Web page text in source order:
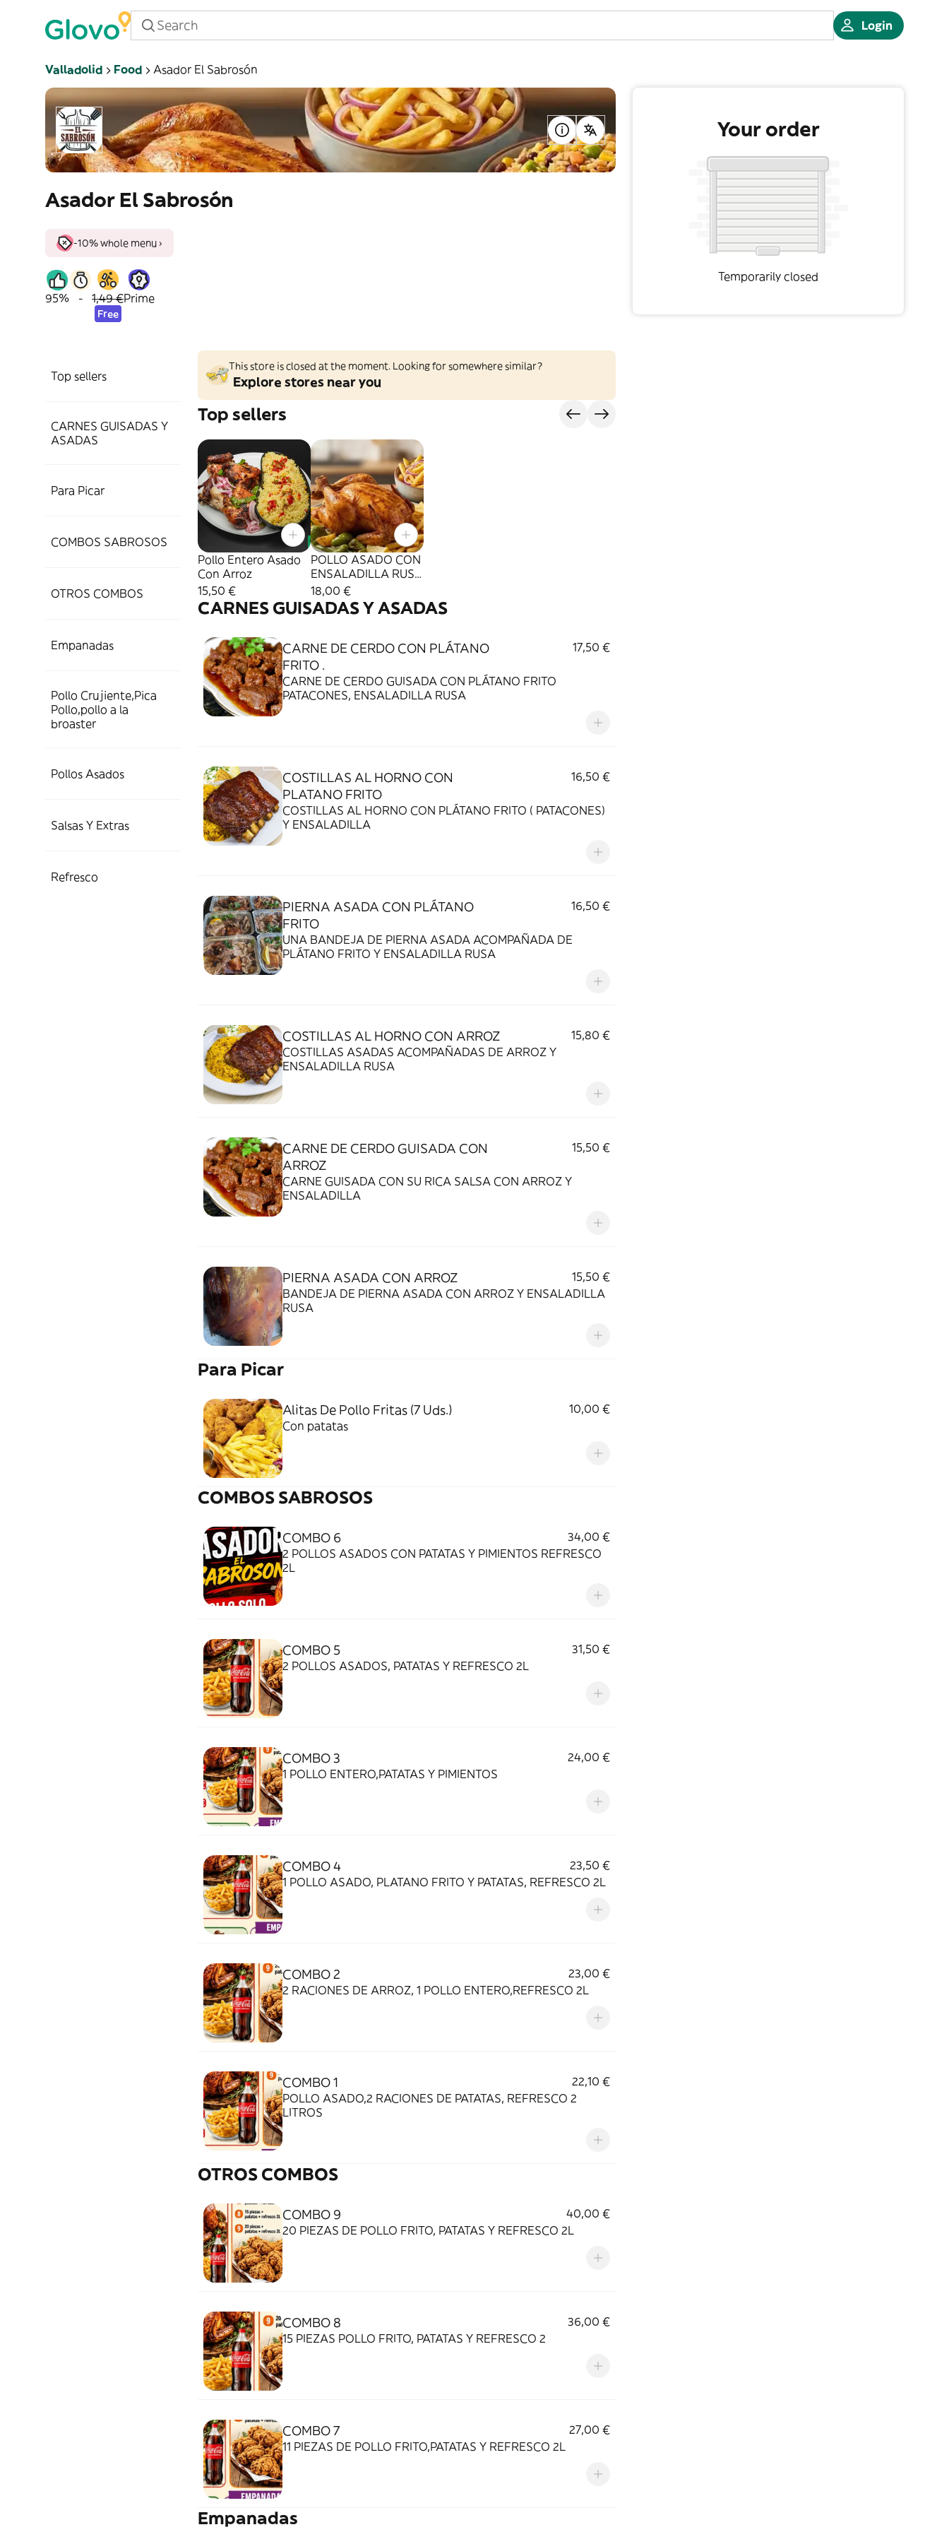
Login
Valladolid Food Asador El Sabrosón
Asador El Sabrosón
-10% whole menu ›
95% - 1,49 €
Free
Prime
Top sellers
CARNES GUISADAS Y
ASADAS
Para Picar
COMBOS SABROSOS
OTROS COMBOS
Empanadas
Pollo Crujiente,Pica
Pollo,pollo a la
broaster
Pollos Asados
Salsas Y Extras
Refresco
This store is closed at the moment. Looking for somewhere similar?
Explore stores near you
Top sellers
Pollo Entero Asado
Con Arroz
15,50 €
POLLO ASADO CON
ENSALADILLA RUSA
y arroz
18,00 €
CARNES GUISADAS Y ASADAS
CARNE DE CERDO CON PLÁTANO
FRITO .
17,50 €
CARNE DE CERDO GUISADA CON PLÁTANO FRITO
PATACONES, ENSALADILLA RUSA
COSTILLAS AL HORNO CON
PLATANO FRITO
16,50 €
COSTILLAS AL HORNO CON PLÁTANO FRITO ( PATACONES)
Y ENSALADILLA
PIERNA ASADA CON PLÁTANO
FRITO
16,50 €
UNA BANDEJA DE PIERNA ASADA ACOMPAÑADA DE
PLÁTANO FRITO Y ENSALADILLA RUSA
COSTILLAS AL HORNO CON ARROZ
15,80 €
COSTILLAS ASADAS ACOMPAÑADAS DE ARROZ Y
ENSALADILLA RUSA
CARNE DE CERDO GUISADA CON
ARROZ
15,50 €
CARNE GUISADA CON SU RICA SALSA CON ARROZ Y
ENSALADILLA
PIERNA ASADA CON ARROZ
15,50 €
BANDEJA DE PIERNA ASADA CON ARROZ Y ENSALADILLA
RUSA
Para Picar
Alitas De Pollo Fritas (7 Uds.)
10,00 €
Con patatas
COMBOS SABROSOS
COMBO 6
34,00 €
2 POLLOS ASADOS CON PATATAS Y PIMIENTOS REFRESCO
2L
COMBO 5
31,50 €
2 POLLOS ASADOS, PATATAS Y REFRESCO 2L
COMBO 3
24,00 €
1 POLLO ENTERO,PATATAS Y PIMIENTOS
COMBO 4
23,50 €
1 POLLO ASADO, PLATANO FRITO Y PATATAS, REFRESCO 2L
COMBO 2
23,00 €
2 RACIONES DE ARROZ, 1 POLLO ENTERO,REFRESCO 2L
COMBO 1
22,10 €
POLLO ASADO,2 RACIONES DE PATATAS, REFRESCO 2
LITROS
OTROS COMBOS
COMBO 9
40,00 €
20 PIEZAS DE POLLO FRITO, PATATAS Y REFRESCO 2L
COMBO 8
36,00 €
15 PIEZAS POLLO FRITO, PATATAS Y REFRESCO 2
COMBO 7
27,00 €
11 PIEZAS DE POLLO FRITO,PATATAS Y REFRESCO 2L
Empanadas
Your order
Temporarily closed